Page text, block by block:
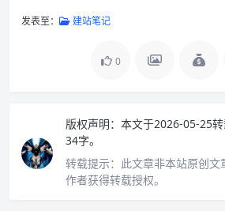
发表至： 建站笔记
0
版权声明： 本文于2026-05-25转
34字。
转载提示： 此文章非本站原创
作者获得转载授权。